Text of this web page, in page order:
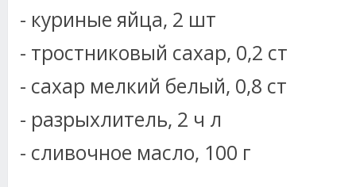
- куриные яйца, 2 шт
- тростниковый сахар, 0,2 ст
- сахар мелкий белый, 0,8 ст
- разрыхлитель, 2 ч л
- сливочное масло, 100 г